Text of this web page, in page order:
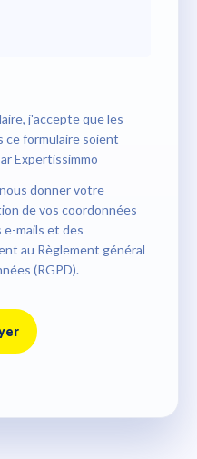
j'accepte que les
ce formulaire soient
Expertissimmo
donner votre
de vos coordonnées
e-mails et des
au Règlement général
(RGPD).